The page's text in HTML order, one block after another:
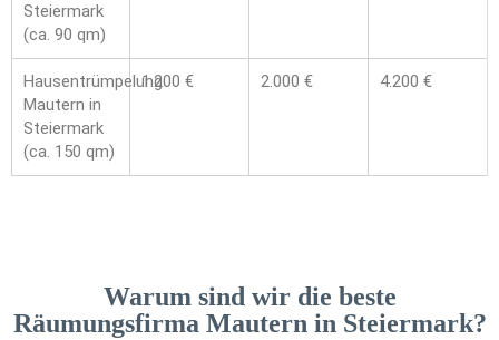
Steiermark
(ca. 90 qm)
Hausentrümpelung
Mautern in
Steiermark
(ca. 150 qm)
1.200 € 2.000 € 4.200 €
Warum sind wir die beste
Räumungsfirma Mautern in Steiermark?